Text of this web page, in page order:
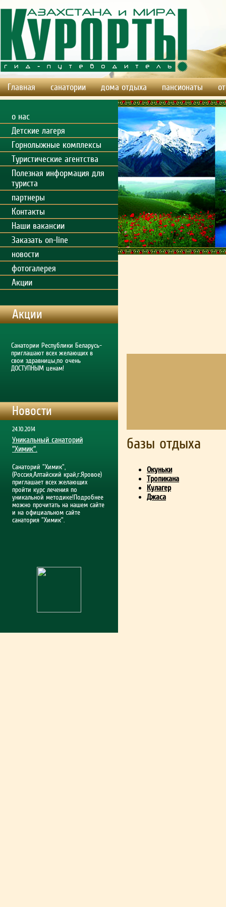
Главная санатории дома отдыха пансионаты
о нас
Детские лагеря
Горнолыжные комплексы
Туристические агентства
Полезная информация для
туриста
партнеры
Контакты
Наши вакансии
Заказать on-line
новости
фотогалерея
Акции
Акции
Cанатории Республики Беларусь-
приглашают всех желающих в
свои здравницы,по очень
ДОСТУПНЫМ ценам!
Новости
24.10.2014
Уникальный санаторий
"Химик".
Санаторий "Химик",
(Россия,Алтайский край,г.Яровое)
приглашает всех желающих
пройти курс лечения по
уникальной методике!Подробнее
можно прочитать на нашем сайте
и на официальном сайте
санатория "Химик".
базы отдыха
Окуньки
Тропикана
Кулагер
Джаса